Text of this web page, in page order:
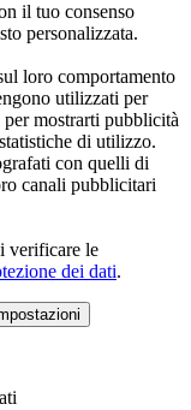
il tuo consenso
personalizzata.
loro comportamento
utilizzati per
mostrarti pubblicità
di utilizzo.
con quelli di
canali pubblicitari
verificare le
dei dati.